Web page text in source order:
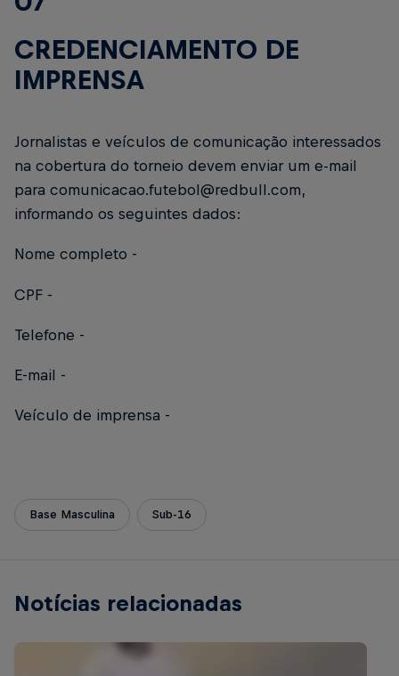
CREDENCIAMENTO DE
IMPRENSA
Jornalistas e veículos de comunicação interessados
na cobertura do torneio devem enviar um e-mail
para comunicacao.futebol@redbull.com,
informando os seguintes dados:
Nome completo -
CPF -
Telefone -
E-mail -
Veículo de imprensa -
Base Masculina Sub-16
Notícias relacionadas